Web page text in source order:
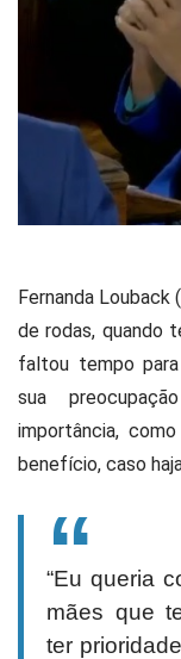
Fernanda
de rodas, quando
faltou tempo para
sua
importância,
benefício, caso
“Eu queria
mães que
ter